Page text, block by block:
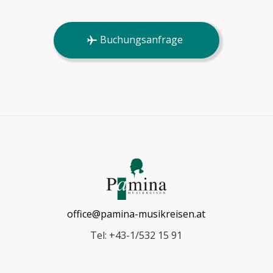
Buchungsanfrage
office@pamina-musikreisen.at
Tel: +43-1/532 15 91